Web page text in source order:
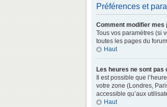
Préférences et
Comment modifier mes
Tous vos paramètres (si
toutes les pages du
Haut
Les heures ne sont pas
Il est possible que
votre zone (Londres,
accessible qu’aux
Haut